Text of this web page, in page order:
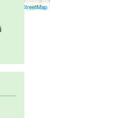
OpenStreetMap